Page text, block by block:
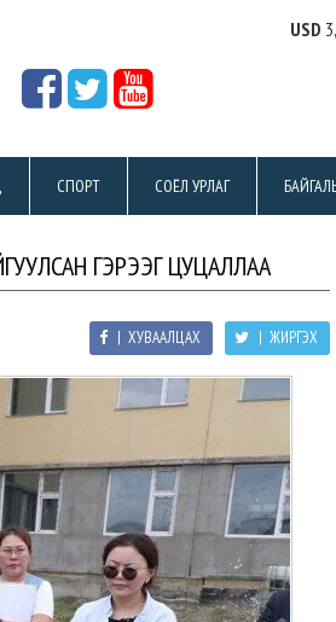
USD
СПОРТ СОЁЛ УРЛАГ
ГЭРЭЭГ ЦУЦАЛЛАА
| ЖИРГЭХ
| ХУВААЛЦАХ